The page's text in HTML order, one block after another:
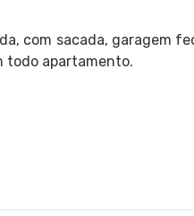
com sacada, garagem
todo apartamento.